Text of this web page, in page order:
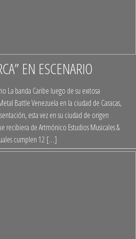
EN ESCENARIO
La banda Caribe luego de su exitosa
Battle Venezuela en la ciudad de Caracas,
esta vez en su ciudad de origen
recibiera de Artmónico Estudios Musicales &
cumplen 12 […]
+